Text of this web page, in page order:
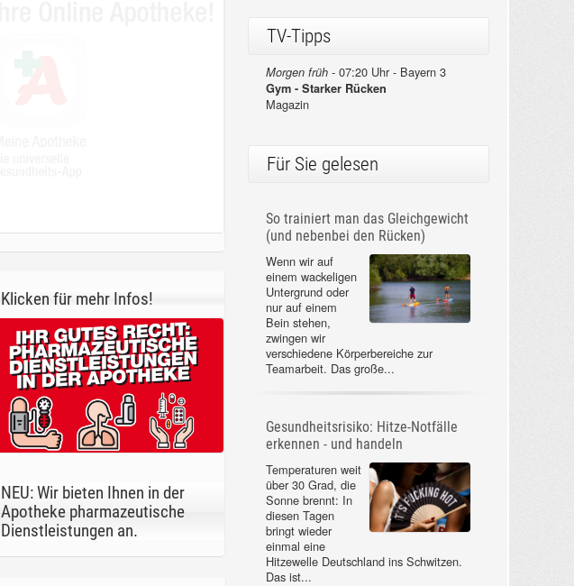
Klicken für mehr Infos!
NEU: Wir bieten Ihnen in der
Apotheke pharmazeutische
Dienstleistungen an.
TV-Tipps
Morgen früh -07:20 Uhr - Bayern 3
Gym - Starker Rücken
Magazin
Für Sie gelesen
So trainiert man das Gleichgewicht
(und nebenbei den Rücken)
Wenn wir auf
einem wackeligen
Untergrund oder
nur auf einem
Bein stehen,
zwingen wir
verschiedene Körperbereiche zur
Teamarbeit. Das große...
Gesundheitsrisiko: Hitze-Notfälle
erkennen - und handeln
Temperaturen weit
über 30 Grad, die
Sonne brennt: In
diesen Tagen
bringt wieder
einmal eine
Hitzewelle Deutschland ins Schwitzen.
Das ist...